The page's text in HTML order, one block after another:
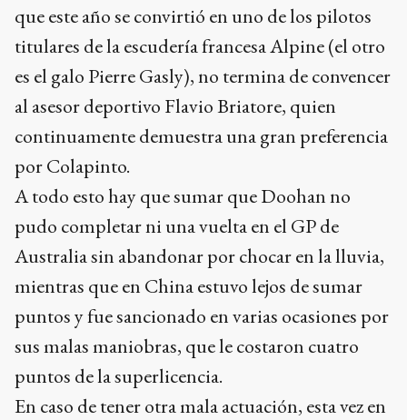
que este año se convirtió en uno de los pilotos
titulares de la escudería francesa Alpine (el otro
es el galo Pierre Gasly), no termina de convencer
al asesor deportivo Flavio Briatore, quien
continuamente demuestra una gran preferencia
por Colapinto.
A todo esto hay que sumar que Doohan no
pudo completar ni una vuelta en el GP de
Australia sin abandonar por chocar en la lluvia,
mientras que en China estuvo lejos de sumar
puntos y fue sancionado en varias ocasiones por
sus malas maniobras, que le costaron cuatro
puntos de la superlicencia.
En caso de tener otra mala actuación, esta vez en